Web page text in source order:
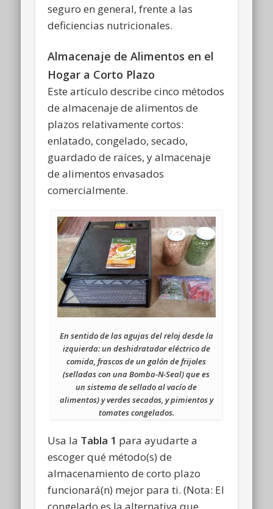
seguro en general, frente a las
deficiencias nutricionales.
Almacenaje de Alimentos en el
Hogar a Corto Plazo
Este artículo describe cinco métodos
de almacenaje de alimentos de
plazos relativamente cortos:
enlatado, congelado, secado,
guardado de raíces, y almacenaje
de alimentos envasados
comercialmente.
En sentido de las agujas del reloj desde la
izquierda: un deshidratador eléctrico de
comida, frascos de un galón de frijoles
(selladas con una Bomba-N-Seal) que es
un sistema de sellado al vacío de
alimentos) y verdes secados, y pimientos y
tomates congelados.
Usa la Tabla 1 para ayudarte a
escoger qué método(s) de
almacenamiento de corto plazo
funcionará(n) mejor para ti. (Nota: El